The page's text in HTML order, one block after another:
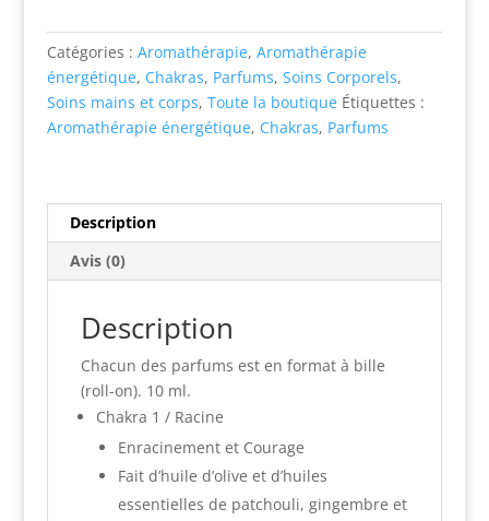
bille
Chakra
Catégories : Aromathérapie, Aromathérapie
énergétique, Chakras, Parfums, Soins Corporels,
Soins mains et corps, Toute la boutique Étiquettes :
Aromathérapie énergétique, Chakras, Parfums
Description
Avis (0)
Description
Chacun des parfums est en format à bille
(roll-on). 10 ml.
Chakra 1 / Racine
Enracinement et Courage
Fait d’huile d’olive et d’huiles
essentielles de patchouli, gingembre et